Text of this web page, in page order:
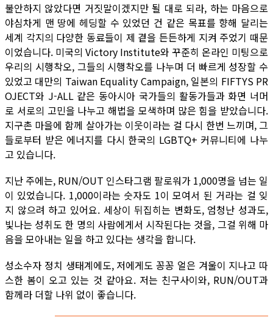
불안하지 않았다면 거짓말이겠지만 될 대로 되라, 하는 마음으로
야심차게 맨 땅에 헤딩할 수 있었던 건 같은 목표를 향해 달리는
세계 각지의 다양한 동료들이 제 곁을 든든하게 지켜 주었기 때문
이었습니다. 미국의 Victory Institute와 꾸준히 온라인 미팅으로
우리의 시행착오, 그들의 시행착오를 나누며 더 빠르게 성장할 수
있었고 대만의 Taiwan Equality Campaign, 일본의 FIFTYS PR
OJECT와 J-ALL 같은 동아시아 국가들의 활동가들과 화면 너머
로 서로의 고민을 나누고 해법을 모색하며 많은 힘을 받았습니다.
지구촌 마을에 함께 살아가는 이웃이라는 걸 다시 한번 느끼며, 그
들로부터 받은 에너지를 다시 한국의 LGBTQ+ 커뮤니티에 나누
고 있습니다.
지난 주에는, RUN/OUT 인스타그램 팔로워가 1,000명을 넘는 일
이 있었습니다. 1,000이라는 숫자도 1이 모여서 된 거라는 걸 잊
지 않으려 하고 있어요. 세상이 뒤집히는 변화도, 엄청난 성과도,
빛나는 성취도 한 명의 사람에게서 시작된다는 것을, 그걸 위해 마
음을 모아내는 일을 하고 있다는 생각을 합니다.
성소수자 정치 생태계에도, 저에게도 꽁꽁 얼은 겨울이 지나고 따
스한 봄이 오고 있는 것 같아요. 저는 친구사이와, RUN/OUT과
함께라 더할 나위 없이 좋습니다.